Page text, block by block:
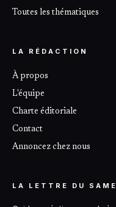
Toutes les thématiques
LA RÉDACTION
À propos
L'équipe
Charte éditoriale
Contact
Annoncez chez nous
LA LETTRE DU